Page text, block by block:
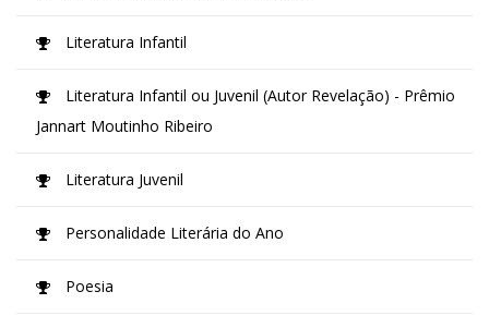
Literatura Infantil
Literatura Infantil ou Juvenil (Autor Revelação) - Prêmio
Jannart Moutinho Ribeiro
Literatura Juvenil
Personalidade Literária do Ano
Poesia